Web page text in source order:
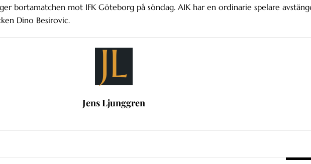
bortamatchen mot IFK Göteborg på söndag. AIK har en ordinarie spelare
Dino Besirovic.
JL
Jens Ljunggren